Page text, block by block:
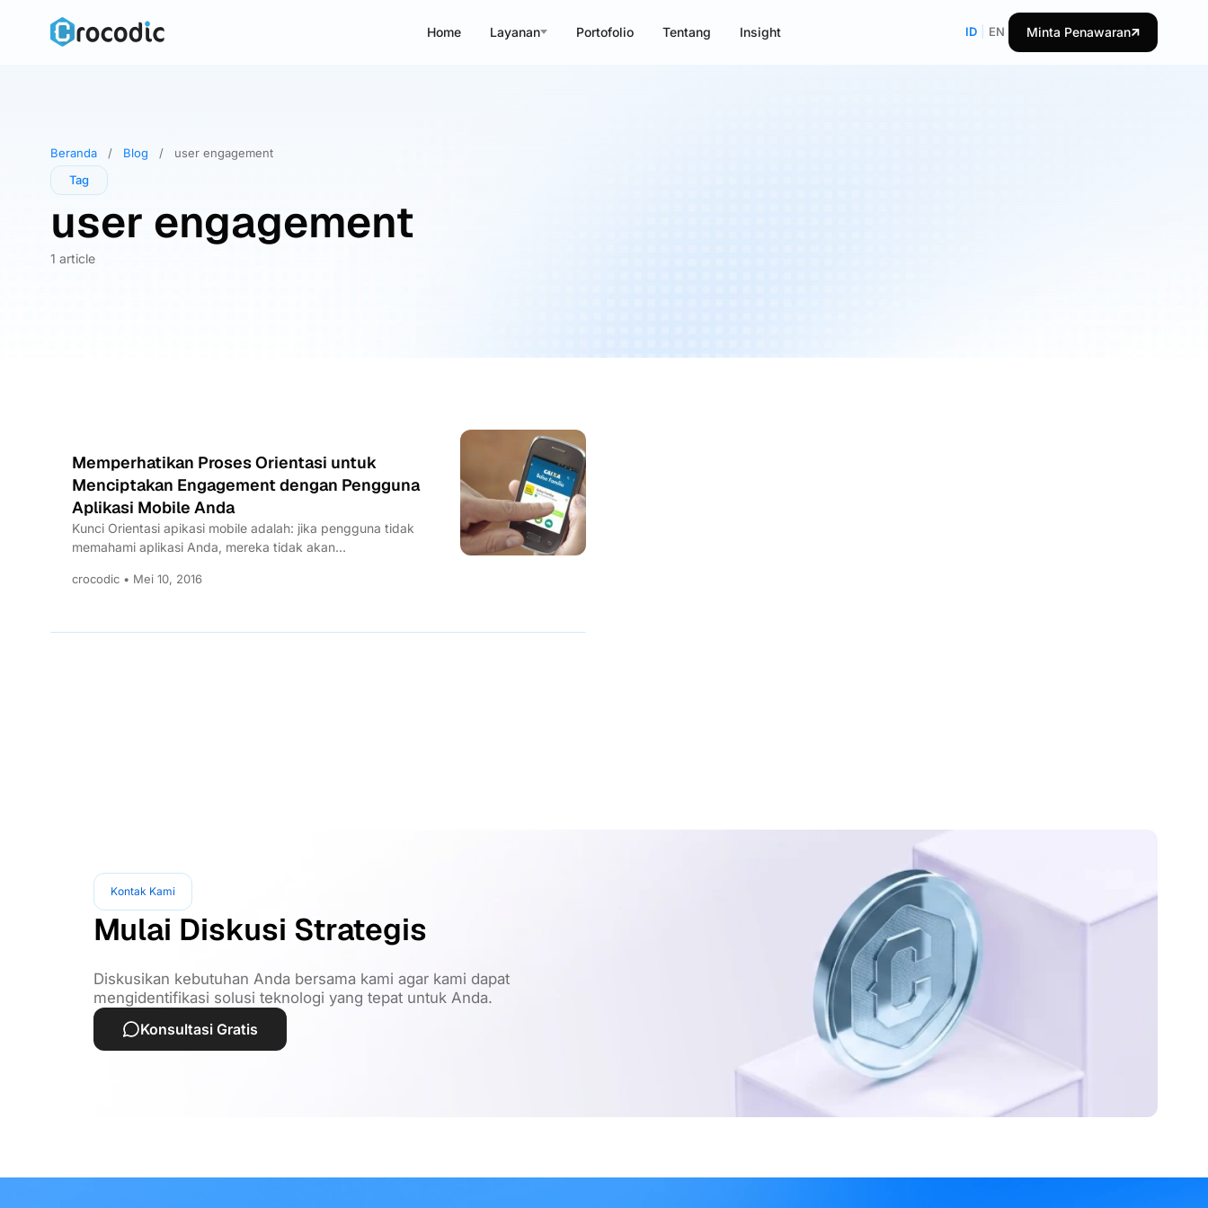
Home Layanan Portofolio Tentang Insight ID EN Minta Penawaran
Beranda / Blog /
user engagement
Tag
user engagement
1 article
Memperhatikan Proses Orientasi untuk
Menciptakan Engagement dengan Pengguna
Aplikasi Mobile Anda
Kunci Orientasi apikasi mobile adalah: jika pengguna tidak
memahami aplikasi Anda, mereka tidak akan
crocodic • Mei 10, 2016
Kontak Kami
Mulai Diskusi Strategis
Diskusikan kebutuhan Anda bersama kami agar kami dapat
mengidentifikasi solusi teknologi yang tepat untuk Anda.
Konsultasi Gratis